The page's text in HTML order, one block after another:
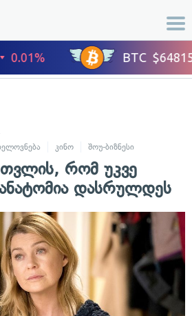
კინო შოუ-ბიზნესი
რომ უკვე
დასრულდეს